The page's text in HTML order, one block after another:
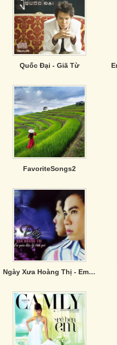
Quốc Đại - Giã Từ
FavoriteSongs2
Ngày Xưa Hoàng Thị - Em Quên Điệu Lý Tình Quê